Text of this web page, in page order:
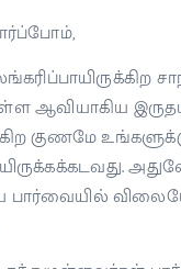
ஆவியாகிய
குணமே